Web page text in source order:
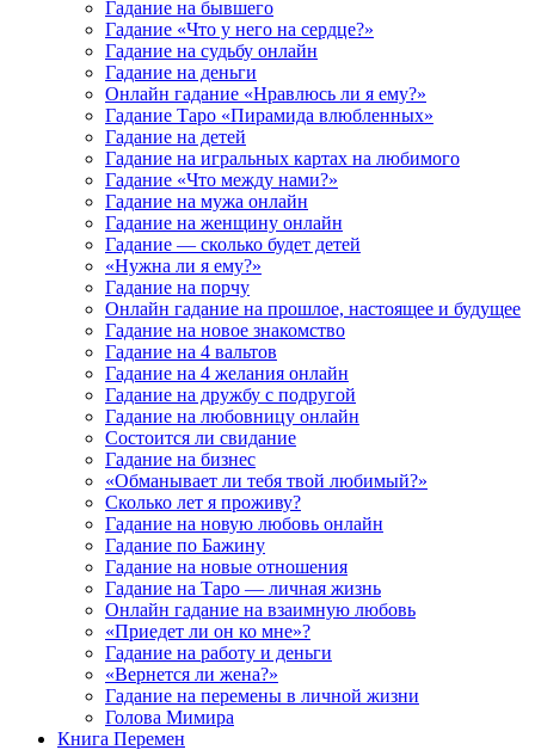
Гадание на бывшего
Гадание «Что у него на сердце?»
Гадание на судьбу онлайн
Гадание на деньги
Онлайн гадание «Нравлюсь ли я ему?»
Гадание Таро «Пирамида влюбленных»
Гадание на детей
Гадание на игральных картах на любимого
Гадание «Что между нами?»
Гадание на мужа онлайн
Гадание на женщину онлайн
Гадание — сколько будет детей
«Нужна ли я ему?»
Гадание на порчу
Онлайн гадание на прошлое, настоящее и будущее
Гадание на новое знакомство
Гадание на 4 вальтов
Гадание на 4 желания онлайн
Гадание на дружбу с подругой
Гадание на любовницу онлайн
Состоится ли свидание
Гадание на бизнес
«Обманывает ли тебя твой любимый?»
Сколько лет я проживу?
Гадание на новую любовь онлайн
Гадание по Бажину
Гадание на новые отношения
Гадание на Таро — личная жизнь
Онлайн гадание на взаимную любовь
«Приедет ли он ко мне»?
Гадание на работу и деньги
«Вернется ли жена?»
Гадание на перемены в личной жизни
Голова Мимира
Книга Перемен